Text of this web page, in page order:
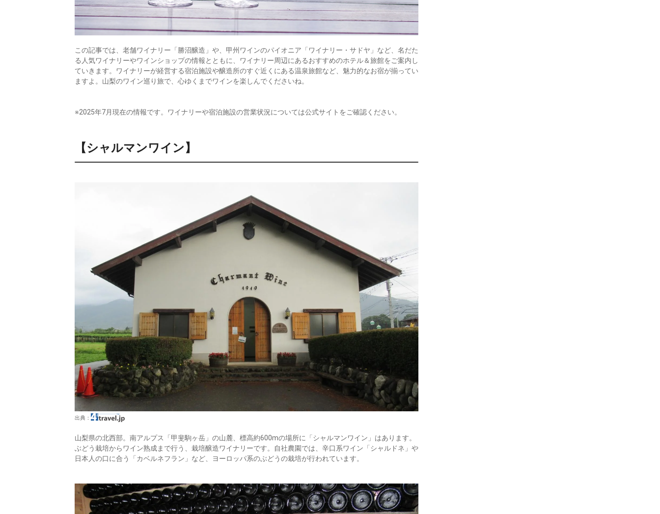
この記事では、老舗ワイナリー「勝沼醸造」や、甲州ワインのパイオニア「ワイナリー・サドヤ」など、名だた
る人気ワイナリーやワインショップの情報とともに、ワイナリー周辺にあるおすすめのホテル＆旅館をご案内し
ていきます。ワイナリーが経営する宿泊施設や醸造所のすぐ近くにある温泉旅館など、魅力的なお宿が揃ってい
ますよ。山梨のワイン巡り旅で、心ゆくまでワインを楽しんでくださいね。
※2025年7月現在の情報です。ワイナリーや宿泊施設の営業状況については公式サイトをご確認ください。
【シャルマンワイン】
出典：
山梨県の北西部。南アルプス「甲斐駒ヶ岳」の山麓、標高約600mの場所に「シャルマンワイン」はあります。
ぶどう栽培からワイン熟成まで行う、栽培醸造ワイナリーです。自社農園では、辛口系ワイン「シャルドネ」や
日本人の口に合う「カベルネフラン」など、ヨーロッパ系のぶどうの栽培が行われています。